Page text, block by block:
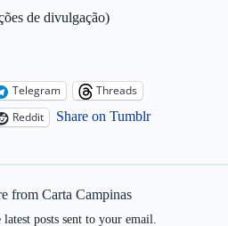
de divulgação)
Telegram
Threads
Reddit Share on Tumblr
from Carta Campinas
posts sent to your email.